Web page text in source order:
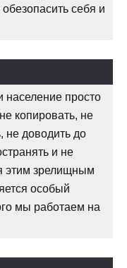
себя и
население просто
копировать, не
не доводить до
и не
этим зрелищным
особый
мы работаем на